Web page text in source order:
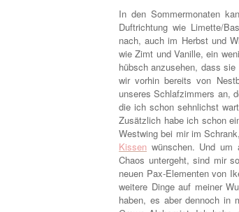
In den Sommermonaten
Duftrichtung wie Limette/
nach, auch im Herbst und
wie Zimt und Vanille, ein
hübsch anzusehen, dass
wir vorhin bereits von
unseres Schlafzimmers an,
die ich schon sehnlichst
Zusätzlich habe ich schon
Westwing bei mir im
Kissen wünschen. Und um
Chaos untergeht, sind mir
neuen Pax-Elementen von
weitere Dinge auf meiner
haben, es aber dennoch in